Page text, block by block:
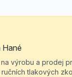
Hané
výrobu a prodej
tlakových